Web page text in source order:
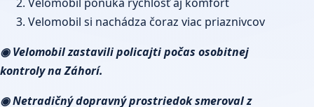
Velomobil si nachádza čoraz viac priaznivcov
◉ Velomobil zastavili policajti počas osobitnej
kontroly na Záhorí.
◉ Netradičný dopravný prostriedok smeroval z